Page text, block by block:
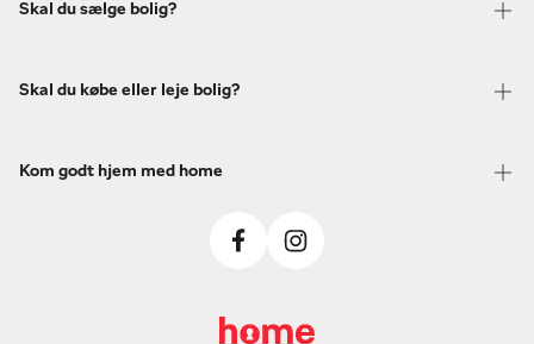
Skal du sælge bolig?
Skal du købe eller leje bolig?
Kom godt hjem med home